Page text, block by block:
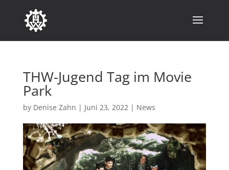
THW-Jugend Tag im Movie
Park
by Denise Zahn | Juni 23, 2022| News